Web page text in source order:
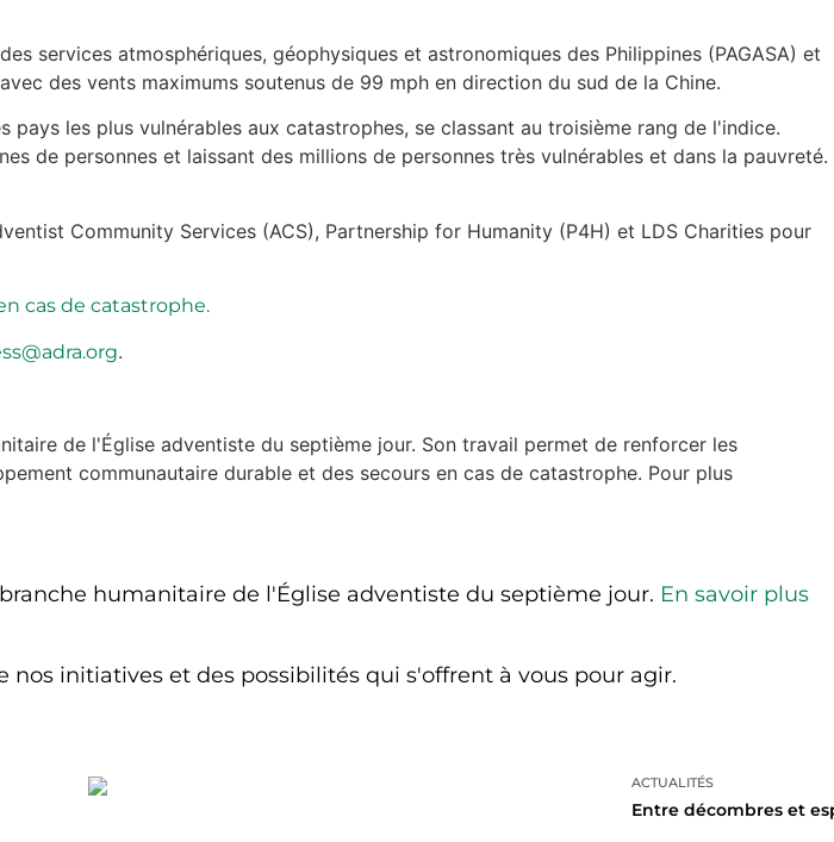
services atmosphériques, géophysiques et astronomiques des Philippines (PAGASA) et
des vents maximums soutenus de 99 mph en direction du sud de la Chine.
les plus vulnérables aux catastrophes, se classant au troisième rang de l'indice.
de personnes et laissant des millions de personnes très vulnérables et dans la pauvreté.
Community Services (ACS), Partnership for Humanity (P4H) et LDS Charities pour
cas de catastrophe.
.
de l'Église adventiste du septième jour. Son travail permet de renforcer les
communautaire durable et des secours en cas de catastrophe. Pour plus
humanitaire de l'Église adventiste du septième jour. En savoir plus
initiatives et des possibilités qui s'offrent à vous pour agir.
ACTUALITÉS
Entre décombres et